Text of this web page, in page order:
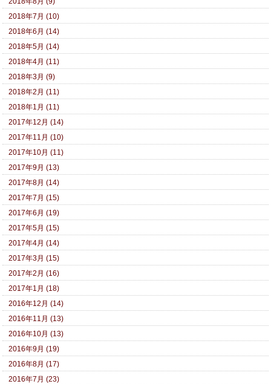
2018年7月 (10)
2018年6月 (14)
2018年5月 (14)
2018年4月 (11)
2018年3月 (9)
2018年2月 (11)
2018年1月 (11)
2017年12月 (14)
2017年11月 (10)
2017年10月 (11)
2017年9月 (13)
2017年8月 (14)
2017年7月 (15)
2017年6月 (19)
2017年5月 (15)
2017年4月 (14)
2017年3月 (15)
2017年2月 (16)
2017年1月 (18)
2016年12月 (14)
2016年11月 (13)
2016年10月 (13)
2016年9月 (19)
2016年8月 (17)
2016年7月 (23)